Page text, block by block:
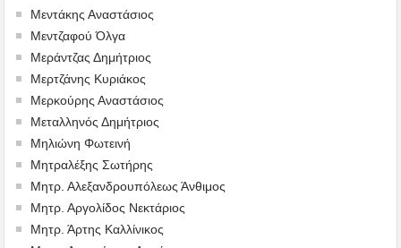
Μεντάκης Αναστάσιος
Μεντζαφού Όλγα
Μεράντζας Δημήτριος
Μερτζάνης Κυριάκος
Μερκούρης Αναστάσιος
Μεταλληνός Δημήτριος
Mηλιώνη Φωτεινή
Μητραλέξης Σωτήρης
Μητρ. Αλεξανδρουπόλεως Άνθιμος
Μητρ. Αργολίδος Νεκτάριος
Μητρ. Άρτης Καλλίνικος